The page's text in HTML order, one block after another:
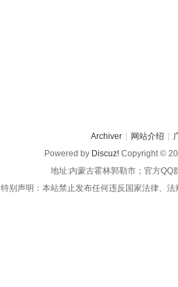
Archiver 网站介绍
Powered by Discuz! Copyright ©
地址:内蒙古霍林郭勒市；官方QQ
特别声明：本站禁止发布任何违反国家法律、